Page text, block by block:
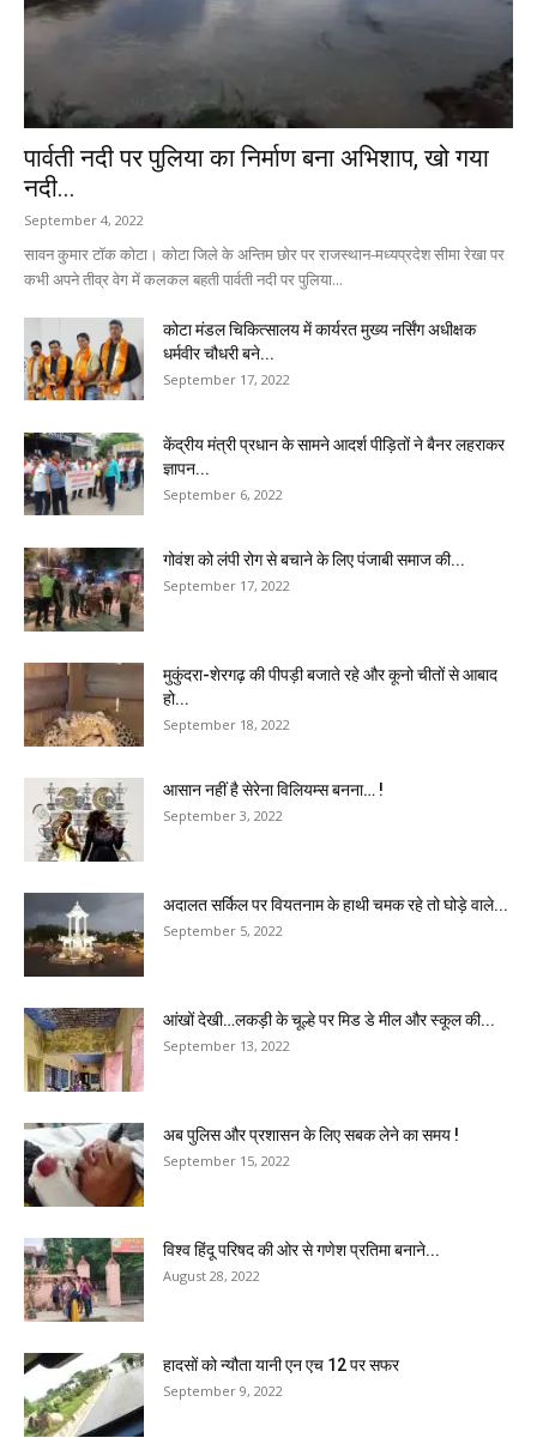
पार्वती नदी पर पुलिया का निर्माण बना अभिशाप, खो गया
नदी...
September 4, 2022
सावन कुमार टॉक कोटा। कोटा जिले के अन्तिम छोर पर राजस्थान-मध्यप्रदेश सीमा रेखा पर
कभी अपने तीव्र वेग में कलकल बहती पार्वती नदी पर पुलिया...
कोटा मंडल चिकित्सालय में कार्यरत मुख्य नर्सिंग अधीक्षक
धर्मवीर चौधरी बने...
September 17, 2022
केंद्रीय मंत्री प्रधान के सामने आदर्श पीड़ितों ने बैनर लहराकर
ज्ञापन...
September 6, 2022
गोवंश को लंपी रोग से बचाने के लिए पंजाबी समाज की...
September 17, 2022
मुकुंदरा-शेरगढ़ की पीपड़ी बजाते रहे और कूनो चीतों से आबाद
हो...
September 18, 2022
आसान नहीं है सेरेना विलियम्स बनना… !
September 3, 2022
अदालत सर्किल पर वियतनाम के हाथी चमक रहे तो घोड़े वाले...
September 5, 2022
आंखों देखी…लकड़ी के चूल्हे पर मिड डे मील और स्कूल की...
September 13, 2022
अब पुलिस और प्रशासन के लिए सबक लेने का समय !
September 15, 2022
विश्व हिंदू परिषद की ओर से गणेश प्रतिमा बनाने...
August 28, 2022
हादसों को न्यौता यानी एन एच 12 पर सफर
September 9, 2022